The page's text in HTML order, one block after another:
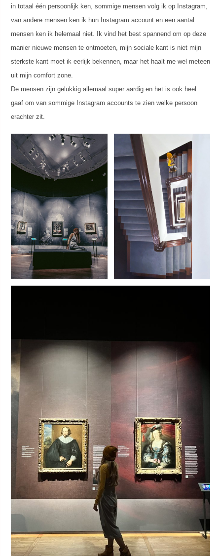
in totaal één persoonlijk ken, sommige mensen volg ik op Instagram,
van andere mensen ken ik hun Instagram account en een aantal
mensen ken ik helemaal niet. Ik vind het best spannend om op deze
manier nieuwe mensen te ontmoeten, mijn sociale kant is niet mijn
sterkste kant moet ik eerlijk bekennen, maar het haalt me wel meteen
uit mijn comfort zone.
De mensen zijn gelukkig allemaal super aardig en het is ook heel
gaaf om van sommige Instagram accounts te zien welke persoon
erachter zit.